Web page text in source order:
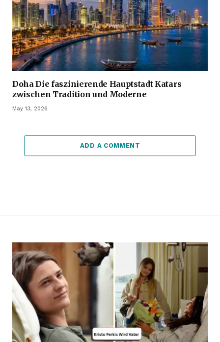
Doha Die faszinierende Hauptstadt Katars
zwischen Tradition und Moderne
May 13, 2026
ADD A COMMENT